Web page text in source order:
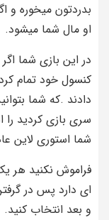
بدردتون میخوره
او مال شما میشود.
در این بازی شما
کنسول خود تمام
دادند .که شما
سری بازی کردید را
شما استوری لاین
فراموش نکنید هر
ای دارد پس در
و بعد انتخاب کنید.